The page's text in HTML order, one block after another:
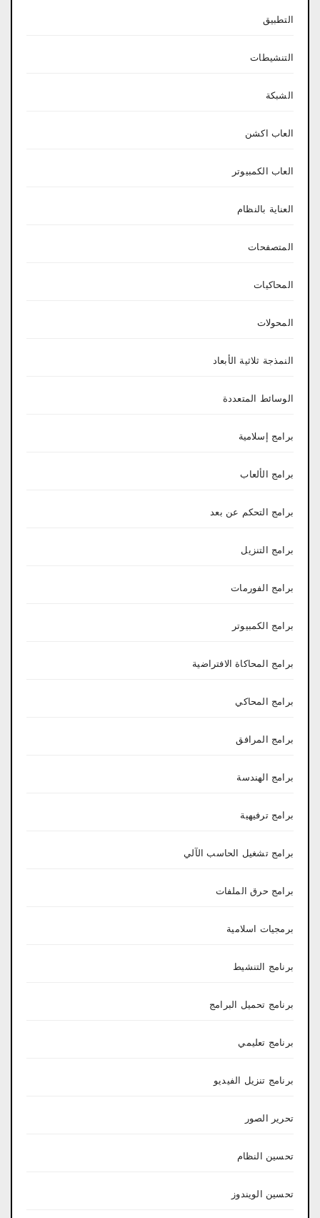
التطبيق
التنشيطات
الشبكة
العاب اكشن
العاب الكمبيوتر
العناية بالنظام
المتصفحات
المحاكيات
المحولات
النمذجة ثلاثية الأبعاد
الوسائط المتعددة
برامج إسلامية
برامج الألعاب
برامج التحكم عن بعد
برامج التنزيل
برامج الفورمات
برامج الكمبيوتر
برامج المحاكاة الافتراضية
برامج المحاكي
برامج المرافق
برامج الهندسة
برامج ترفيهية
برامج تشغيل الحاسب الآلي
برامج حرق الملفات
برمجيات اسلامية
برنامج التنشيط
برنامج تحميل البرامج
برنامج تعليمي
برنامج تنزيل الفيديو
تحرير الصور
تحسين النظام
تحسين الويندوز